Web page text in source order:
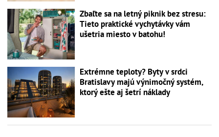
Zbaľte sa na letný piknik bez stresu:
Tieto praktické vychytávky vám
ušetria miesto v batohu!
Extrémne teploty? Byty v srdci
Bratislavy majú výnimočný systém,
ktorý ešte aj šetrí náklady